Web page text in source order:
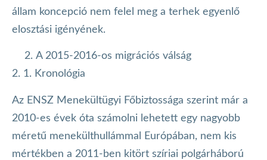
állam koncepció nem felel meg a terhek egyenlő
elosztási igényének.
A 2015-2016-os migrációs válság
2. 1. Kronológia
Az ENSZ Menekültügyi Főbiztossága szerint már a
2010-es évek óta számolni lehetett egy nagyobb
méretű menekülthullámmal Európában, nem kis
mértékben a 2011-ben kitört szíriai polgárháború